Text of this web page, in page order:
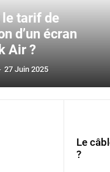
le tarif de
d’un écran
Air ?
27 Juin 2025
Le
?